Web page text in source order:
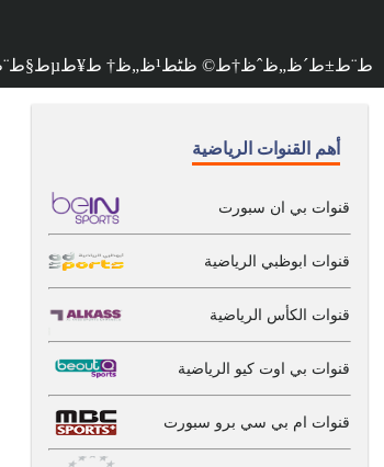
ط¨ط±ط´ظ„ظˆظ†ط© ظٹط¹ظ„ظ† ط¥طµط§ط¨ط© ط£ظˆظ…طھظٹطھظٹ ط¨ظƒط³ط± ظپظ‰ ط§ظ„ظ‚ط¯ظ….. ظˆطھظ‚ط§ط±ظٹط± طھط¤ظƒط¯ ط؛ظٹط§ط¨ظ‡ 3 ط£ط´ظ‡ط±
أهم القنوات الرياضية
قنوات بي ان سبورت
قنوات ابوظبي الرياضية
قنوات الكأس الرياضية
قنوات بي اوت كيو الرياضية
قنوات ام بي سي برو سبورت